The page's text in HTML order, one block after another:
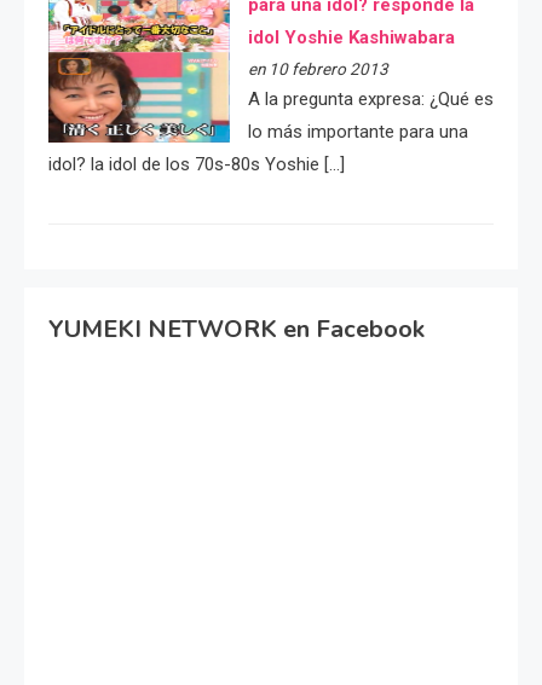
para una idol? responde la
idol Yoshie Kashiwabara
en 10 febrero 2013
A la pregunta expresa: ¿Qué es
lo más importante para una
idol? la idol de los 70s-80s Yoshie […]
YUMEKI NETWORK en Facebook